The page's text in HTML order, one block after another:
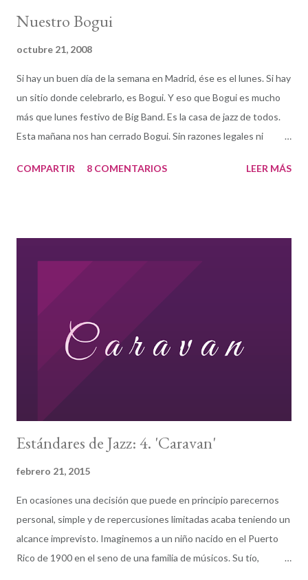
Nuestro Bogui
octubre 21, 2008
Si hay un buen día de la semana en Madrid, ése es el lunes. Si hay
un sitio donde celebrarlo, es Bogui. Y eso que Bogui es mucho
más que lunes festivo de Big Band. Es la casa de jazz de todos.
Esta mañana nos han cerrado Bogui. Sin razones legales ni
amiguismo y los tejemanejes del cuarto poder y la política son
parte de un David contra Goliat. Cuento con vosotros.
COMPARTIR 8 COMENTARIOS LEER MÁS
Estándares de Jazz: 4. 'Caravan'
febrero 21, 2015
En ocasiones una decisión que puede en principio parecernos
personal, simple y de repercusiones limitadas acaba teniendo un
alcance imprevisto. Imaginemos a un niño nacido en el Puerto
Rico de 1900 en el seno de una familia de músicos. Su tío,